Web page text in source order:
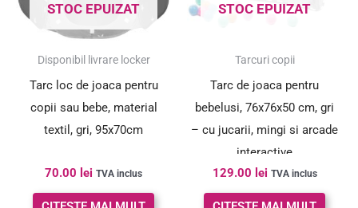
STOC EPUIZAT
Disponibil livrare locker
Tarc loc de joaca pentru
copii sau bebe, material
textil, gri, 95x70cm
70.00 lei TVA inclus
STOC EPUIZAT
Tarcuri copii
Tarc de joaca pentru
bebelusi, 76x76x50 cm, gri
– cu jucarii, mingi si arcade
interactive
129.00 lei TVA inclus